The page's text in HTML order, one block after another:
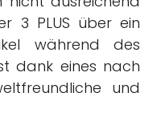
3 PLUS über ein
während des
dank eines nach
und